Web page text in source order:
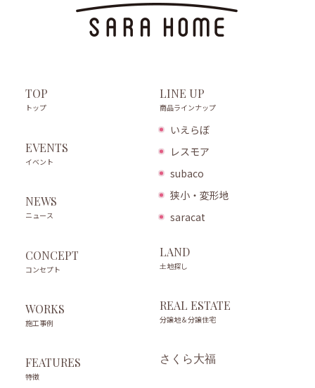
TOP
トップ
EVENTS
イベント
NEWS
ニュース
CONCEPT
コンセプト
WORKS
施工事例
FEATURES
特徴
LINE UP
商品ラインナップ
いえらぼ
レスモア
subaco
狭小・変形地
saracat
LAND
土地探し
REAL ESTATE
分譲地＆分譲住宅
さくら大福